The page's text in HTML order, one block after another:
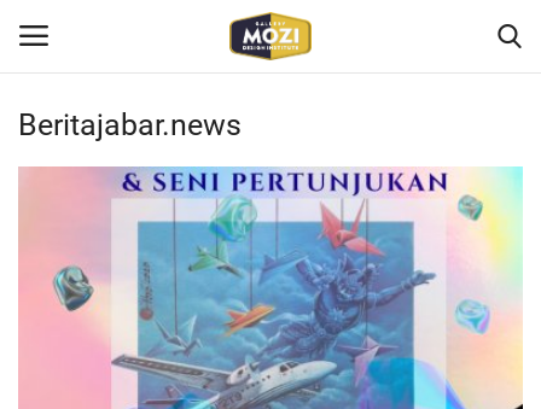
Login
Mozi Design Institute
Mozi For Corporate
Beritajabar.news